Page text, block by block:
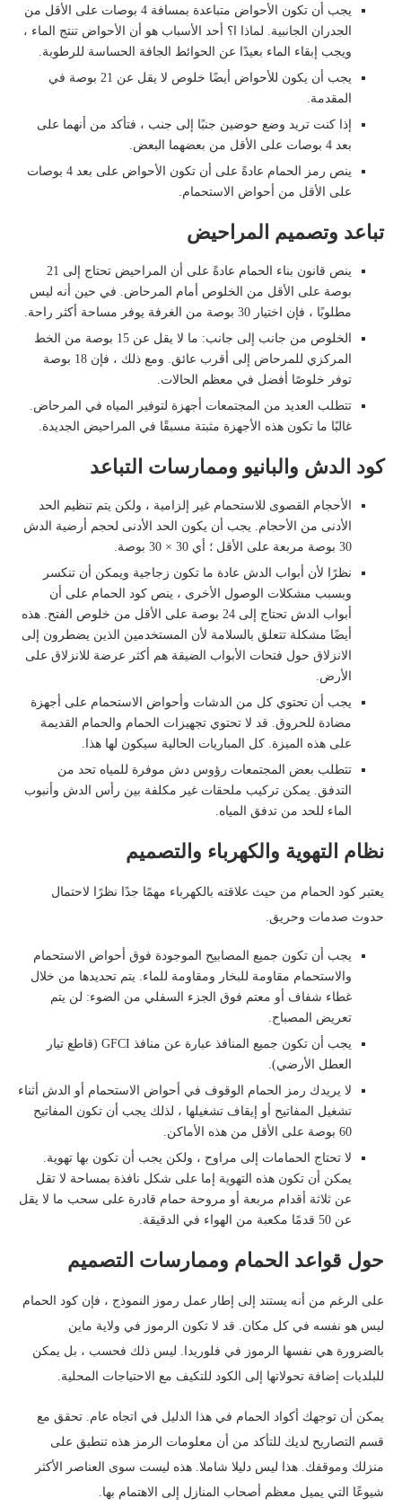
يجب أن تكون الأحواض متباعدة بمسافة 4 بوصات على الأقل من
الجدران الجانبية. لماذا ا؟ أحد الأسباب هو أن الأحواض تنتج الماء ،
ويجب إبقاء الماء بعيدًا عن الحوائط الجافة الحساسة للرطوبة.
يجب أن يكون للأحواض أيضًا خلوص لا يقل عن 21 بوصة في
المقدمة.
إذا كنت تريد وضع حوضين جنبًا إلى جنب ، فتأكد من أنهما على
بعد 4 بوصات على الأقل من بعضهما البعض.
ينص رمز الحمام عادةً على أن تكون الأحواض على بعد 4 بوصات
على الأقل من أحواض الاستحمام.
تباعد وتصميم المراحيض
ينص قانون بناء الحمام عادةً على أن المراحيض تحتاج إلى 21
بوصة على الأقل من الخلوص أمام المرحاض. في حين أنه ليس
مطلوبًا ، فإن اختيار 30 بوصة من الغرفة يوفر مساحة أكثر راحة.
الخلوص من جانب إلى جانب: ما لا يقل عن 15 بوصة من الخط
المركزي للمرحاض إلى أقرب عائق. ومع ذلك ، فإن 18 بوصة
توفر خلوصًا أفضل في معظم الحالات.
تتطلب العديد من المجتمعات أجهزة لتوفير المياه في المرحاض.
غالبًا ما تكون هذه الأجهزة مثبتة مسبقًا في المراحيض الجديدة.
كود الدش والبانيو وممارسات التباعد
الأحجام القصوى للاستحمام غير إلزامية ، ولكن يتم تنظيم الحد
الأدنى من الأحجام. يجب أن يكون الحد الأدنى لحجم أرضية الدش
30 بوصة مربعة على الأقل ؛ أي 30 × 30 بوصة.
نظرًا لأن أبواب الدش عادة ما تكون زجاجية ويمكن أن تنكسر
وبسبب مشكلات الوصول الأخرى ، ينص كود الحمام على أن
أبواب الدش تحتاج إلى 24 بوصة على الأقل من خلوص الفتح. هذه
أيضًا مشكلة تتعلق بالسلامة لأن المستخدمين الذين يضطرون إلى
الانزلاق حول فتحات الأبواب الضيقة هم أكثر عرضة للانزلاق على
الأرض.
يجب أن تحتوي كل من الدشات وأحواض الاستحمام على أجهزة
مضادة للحروق. قد لا تحتوي تجهيزات الحمام والحمام القديمة
على هذه الميزة. كل المباريات الحالية سيكون لها هذا.
تتطلب بعض المجتمعات رؤوس دش موفرة للمياه تحد من
التدفق. يمكن تركيب ملحقات غير مكلفة بين رأس الدش وأنبوب
الماء للحد من تدفق المياه.
نظام التهوية والكهرباء والتصميم
يعتبر كود الحمام من حيث علاقته بالكهرباء مهمًا جدًا نظرًا لاحتمال
حدوث صدمات وحريق.
يجب أن تكون جميع المصابيح الموجودة فوق أحواض الاستحمام
والاستحمام مقاومة للبخار ومقاومة للماء. يتم تحديدها من خلال
غطاء شفاف أو معتم فوق الجزء السفلي من الضوء: لن يتم
تعريض المصباح.
يجب أن تكون جميع المنافذ عبارة عن منافذ GFCI (قاطع تيار
العطل الأرضي).
لا يريدك رمز الحمام الوقوف في أحواض الاستحمام أو الدش أثناء
تشغيل المفاتيح أو إيقاف تشغيلها ، لذلك يجب أن تكون المفاتيح
60 بوصة على الأقل من هذه الأماكن.
لا تحتاج الحمامات إلى مراوح ، ولكن يجب أن تكون بها تهوية.
يمكن أن تكون هذه التهوية إما على شكل نافذة بمساحة لا تقل
عن ثلاثة أقدام مربعة أو مروحة حمام قادرة على سحب ما لا يقل
عن 50 قدمًا مكعبة من الهواء في الدقيقة.
حول قواعد الحمام وممارسات التصميم
على الرغم من أنه يستند إلى إطار عمل رموز النموذج ، فإن كود الحمام
ليس هو نفسه في كل مكان. قد لا تكون الرموز في ولاية ماين
بالضرورة هي نفسها الرموز في فلوريدا. ليس ذلك فحسب ، بل يمكن
للبلديات إضافة تحولاتها إلى الكود للتكيف مع الاحتياجات المحلية.
يمكن أن توجهك أكواد الحمام في هذا الدليل في اتجاه عام. تحقق مع
قسم التصاريح لديك للتأكد من أن معلومات الرمز هذه تنطبق على
منزلك وموقفك. هذا ليس دليلا شاملا. هذه ليست سوى العناصر الأكثر
شيوعًا التي يميل معظم أصحاب المنازل إلى الاهتمام بها.